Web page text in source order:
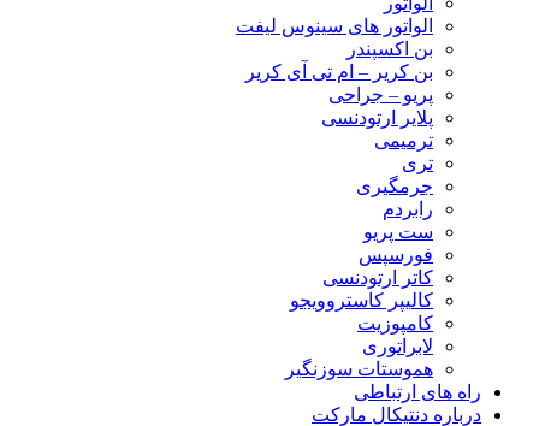
الواتور های سینوس لیفت
بن اکسپندر
بن کریر – ام تی آی کریر
پریو – جراحی
پلایر ارتودنسی
ترمیمی
تری
جرمگیری
رابردم
ست پریو
فورسپس
کاتر ارتودنسی
کالیپر کاستروویجو
کامپوزیت
لابراتوری
هموستات سوزنگیر
راه های ارتباطی
درباره دنتیکال مارکت